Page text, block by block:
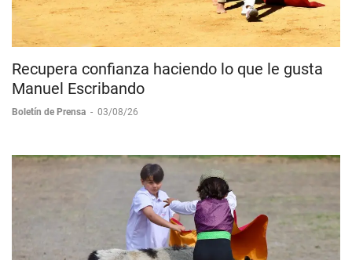
Recupera confianza haciendo lo que le gusta
Manuel Escribando
Boletín de Prensa - 03/08/26